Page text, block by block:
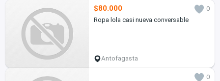
$80.000
0
Ropa lola casi nueva conversable
Antofagasta
0